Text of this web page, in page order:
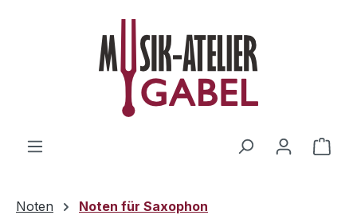
Zum Hauptinhalt springen
Noten Noten für Saxophon